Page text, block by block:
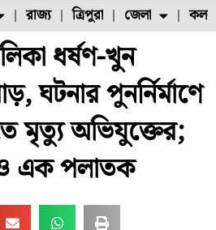
ফল চাষ মাছ চাষ
রাজ্য ত্রিপুরা জেলা
ধর্ষণ-খুন
ঘটনার পুনর্নির্মাণে
মৃত্যু অভিযুক্তের;
এক পলাতক